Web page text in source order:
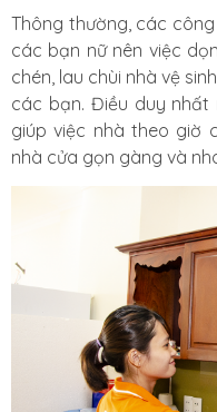
Thông thường, các
các bạn nữ nên việc
chén, lau chùi nhà vệ
các bạn. Điều duy nhất
giúp việc nhà theo giờ
nhà cửa gọn gàng và